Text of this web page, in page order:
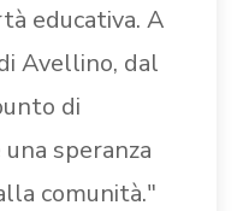
educativa. A
Avellino, dal
di
speranza
comunità."